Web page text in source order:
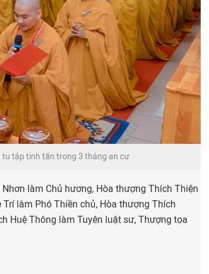
tập tinh tấn trong 3 tháng an cư
làm Chủ hương, Hòa thượng Thích Thiện
làm Phó Thiền chủ, Hòa thượng Thích
Huệ Thông làm Tuyên luật sư, Thượng tọa